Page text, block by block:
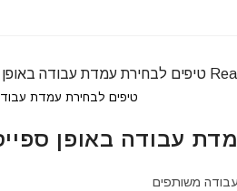
טיפים לבחירת עמדת
עבודה באופן
משותפים